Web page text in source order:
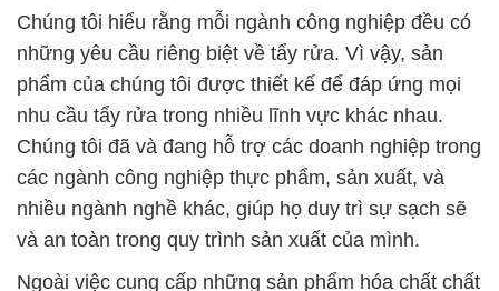
Chúng tôi hiểu rằng mỗi ngành công nghiệp đều có
những yêu cầu riêng biệt về tẩy rửa. Vì vậy, sản
phẩm của chúng tôi được thiết kế để đáp ứng mọi
nhu cầu tẩy rửa trong nhiều lĩnh vực khác nhau.
Chúng tôi đã và đang hỗ trợ các doanh nghiệp trong
các ngành công nghiệp thực phẩm, sản xuất, và
nhiều ngành nghề khác, giúp họ duy trì sự sạch sẽ
và an toàn trong quy trình sản xuất của mình.
Ngoài việc cung cấp những sản phẩm hóa chất chất